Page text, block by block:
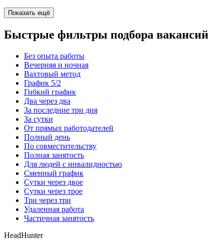
Показать ещё
Быстрые фильтры подбора вакансий
Без опыта работы
Вечерняя и ночная
Вахтовый метод
График 5/2
Гибкий график
Два через два
За последние три дня
За сутки
От прямых работодателей
Полный день
По совместительству
Полная занятость
Для людей с инвалидностью
Сменный график
Сутки через двое
Сутки через трое
Три через три
Удаленная работа
Частичная занятость
HeadHunter